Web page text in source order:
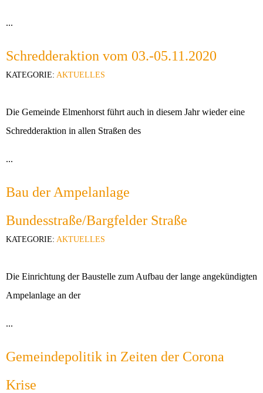
...
Schredderaktion vom 03.-05.11.2020
KATEGORIE: AKTUELLES
Die Gemeinde Elmenhorst führt auch in diesem Jahr wieder eine
Schredderaktion in allen Straßen des
...
Bau der Ampelanlage
Bundesstraße/Bargfelder Straße
KATEGORIE: AKTUELLES
Die Einrichtung der Baustelle zum Aufbau der lange angekündigten
Ampelanlage an der
...
Gemeindepolitik in Zeiten der Corona
Krise